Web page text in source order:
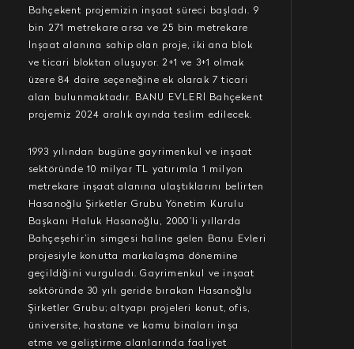
Bahçekent projemizin inşaat süreci başladı. 9
bin 271 metrekare arsa ve 25 bin metrekare
İnşaat alanına sahip olan proje, iki ana blok
ve ticari bloktan oluşuyor. 2+1 ve 3+1 olmak
üzere 84 daire seçeneğine ek olarak 7 ticari
alan bulunmaktadır. BANU EVLERİ Bahçekent
projemiz 2024 aralık ayında teslim edilecek.
1993 yılından bugüne gayrimenkul ve inşaat
sektöründe 10 milyar TL yatırımla 1 milyon
metrekare inşaat alanına ulaştıklarını belirten
Hasanoğlu Şirketler Grubu Yönetim Kurulu
Başkanı Haluk Hasanoğlu, 2000’li yıllarda
Bahçeşehir’in simgesi haline gelen Banu Evleri
projesiyle konutta markalaşma dönemine
geçildiğini vurguladı. Gayrimenkul ve inşaat
sektöründe 30 yılı geride bırakan Hasanoğlu
Şirketler Grubu; altyapı projeleri konut, ofis,
üniversite, hastane ve kamu binaları inşa
etme ve geliştirme alanlarında faaliyet